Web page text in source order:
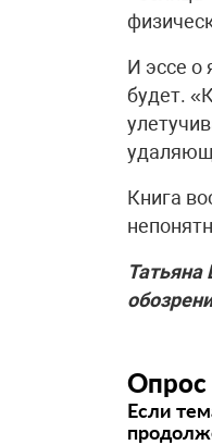
И эссе о
будет.
Книга
Опрос
Если